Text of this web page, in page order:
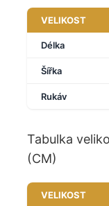
VELIKOST
Délka
Šířka
Rukáv
Tabulka
(CM)
VELIKOST